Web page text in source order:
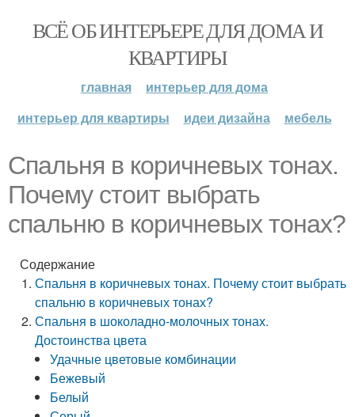
ВСЁ ОБ ИНТЕРЬЕРЕ ДЛЯ ДОМА И
КВАРТИРЫ
главная
интерьер для дома
интерьер для квартиры
идеи дизайна мебель
Спальня в коричневых тонах.
Почему стоит выбрать
спальню в коричневых тонах?
Содержание
Спальня в коричневых тонах. Почему стоит выбрать
спальню в коричневых тонах?
Спальня в шоколадно-молочных тонах.
Достоинства цвета
Удачные цветовые комбинации
Бежевый
Белый